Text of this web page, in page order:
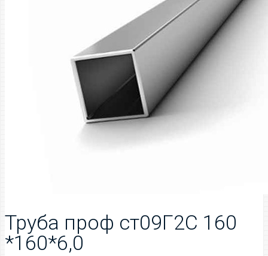
Труба проф ст09Г2С 160
*160*6,0